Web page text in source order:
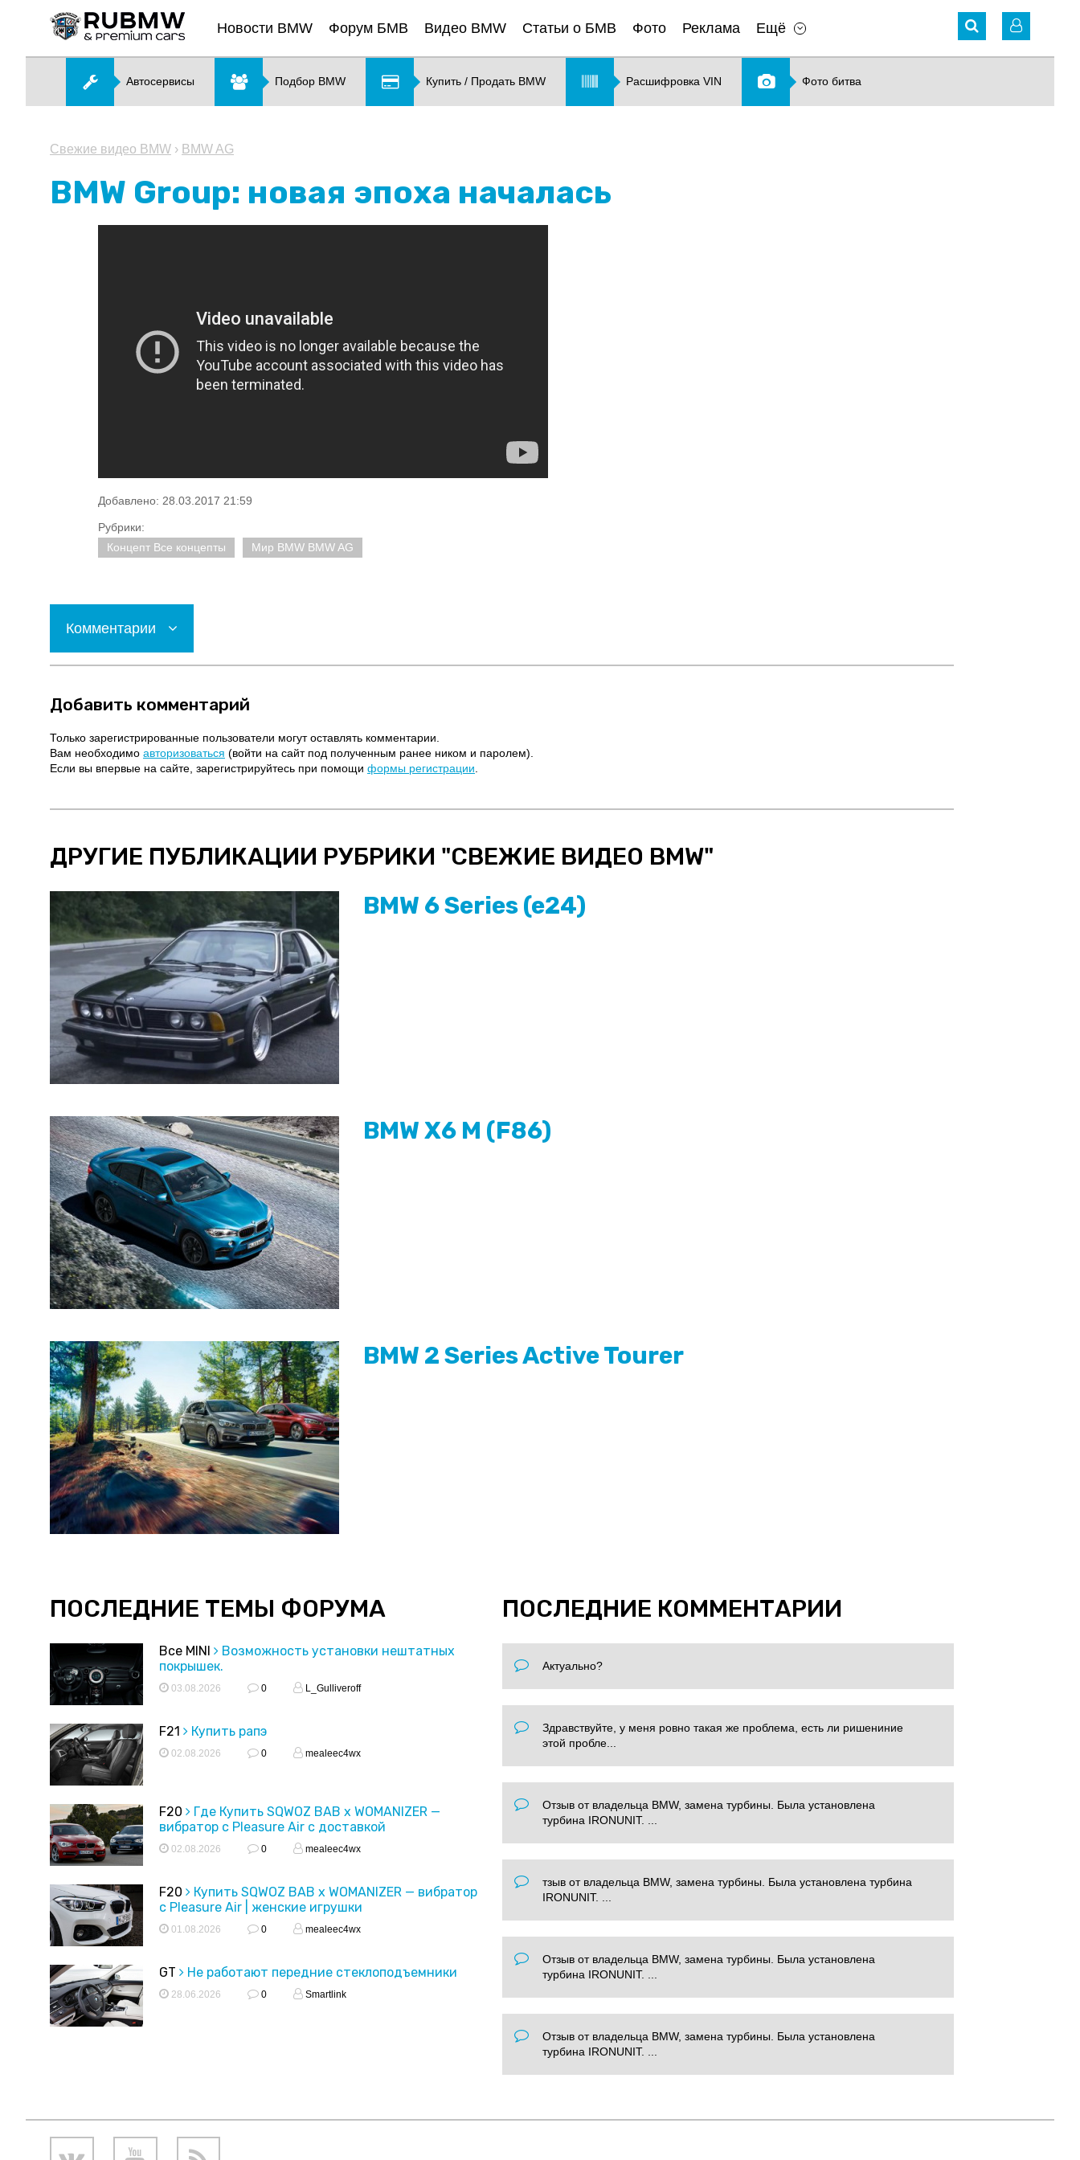
Новости BMW Форум БМВ Видео BMW Статьи о БМВ Фото Реклама Ещё
Автосервисы Подбор BMW Купить / Продать BMW Расшифровка VIN Фото битва
Свежие видео BMW › BMW AG
BMW Group: новая эпоха началась
Добавлено: 28.03.2017 21:59
Рубрики:
Концепт Все концепты
Мир BMW BMW AG
Комментарии
Добавить комментарий
Только зарегистрированные пользователи могут оставлять комментарии.
Вам необходимо авторизоваться (войти на сайт под полученным ранее ником и паролем).
Если вы впервые на сайте, зарегистрируйтесь при помощи формы регистрации
ДРУГИЕ ПУБЛИКАЦИИ РУБРИКИ "СВЕЖИЕ ВИДЕО BMW"
BMW 6 Series (e24)
BMW X6 M (F86)
BMW 2 Series Active Tourer
ПОСЛЕДНИЕ ТЕМЫ ФОРУМА
Все MINI
Возможность установки нештатных
покрышек.
03.08.2026 0 L_Gulliveroff
F21 Купить рапэ
02.08.2026 0 mealeec4wx
F20
Где Купить SQWOZ BAB x WOMANIZER —
вибратор с Pleasure Air с доставкой
02.08.2026 0 mealeec4wx
F20
Купить SQWOZ BAB x WOMANIZER — вибратор
с Pleasure Air | женские игрушки
01.08.2026 0 mealeec4wx
GT Не работают передние стеклоподъемники
28.06.2026 0 Smartlink
ПОСЛЕДНИЕ КОММЕНТАРИИ
Актуально?
Здравствуйте, у меня ровно такая же проблема, есть ли ришениние
этой пробле...
Отзыв от владельца BMW, замена турбины. Была установлена
турбина IRONUNIT. ...
тзыв от владельца BMW, замена турбины. Была установлена турбина
IRONUNIT. ...
Отзыв от владельца BMW, замена турбины. Была установлена
турбина IRONUNIT. ...
Отзыв от владельца BMW, замена турбины. Была установлена
турбина IRONUNIT. ...